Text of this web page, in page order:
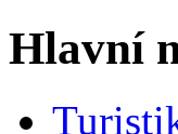
Hlavní